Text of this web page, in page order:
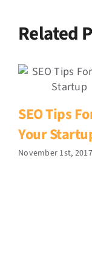
Related
SEO Tips
Your
November 1st, 2017